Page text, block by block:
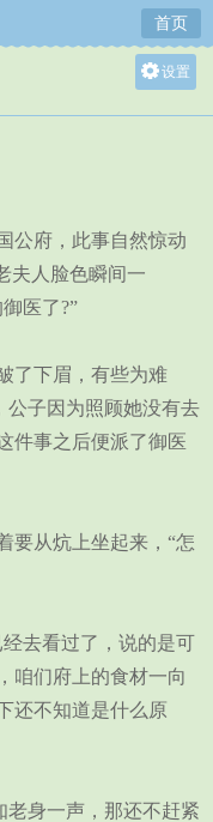
首页
设置
府，此事自然惊动
夫人脸色瞬间一
医了?”
下眉，有些为难
公子因为照顾她没有去
件事之后便派了御医
从炕上坐起来，“怎
去看过了，说的是可
咱们府上的食材一向
还不知道是什么原
身一声，那还不赶紧